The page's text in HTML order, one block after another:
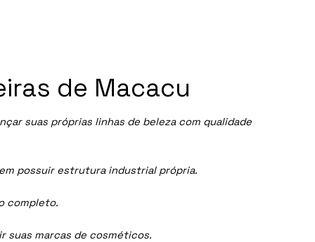
suas próprias linhas de beleza com qualidade
possuir estrutura industrial própria.
completo.
suas marcas de cosméticos.
de Macacu